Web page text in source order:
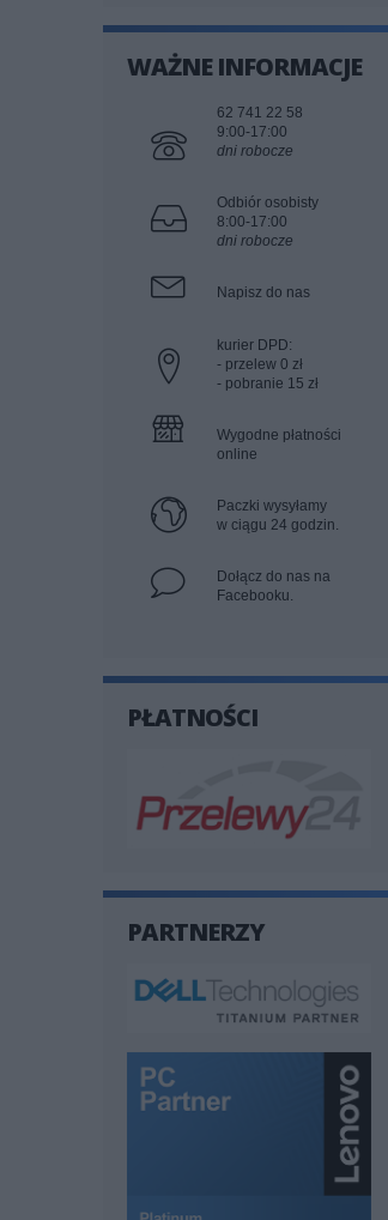
WAŻNE INFORMACJE
62 741 22 58
9:00-17:00
dni robocze
Odbiór osobisty
8:00-17:00
dni robocze
Napisz do nas
kurier DPD:
- przelew 0 zł
- pobranie 15 zł
Wygodne płatności
online
Paczki wysyłamy
w ciągu 24 godzin.
Dołącz do nas na
Facebooku.
PŁATNOŚCI
PARTNERZY